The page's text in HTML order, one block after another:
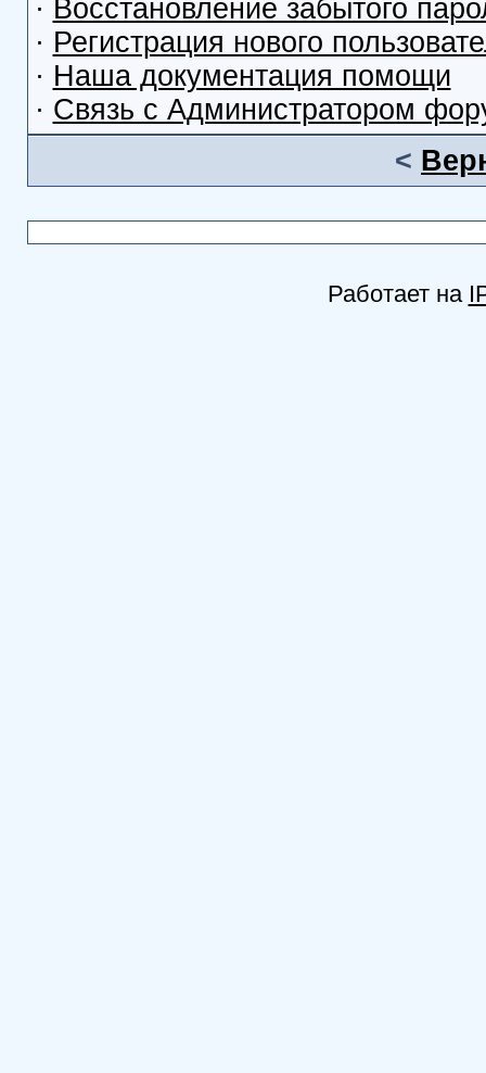
· Восстановление забытого
· Регистрация нового
· Наша документация помощи
· Связь с Администратором
<
Работает на